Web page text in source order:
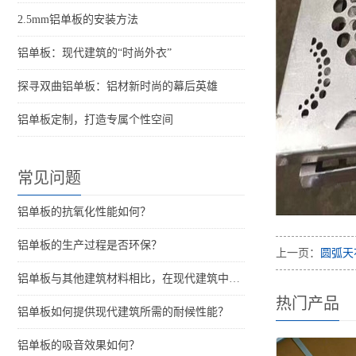
2.5mm铝单板的安装方法
铝单板：现代建筑的“时尚外衣”
探寻双曲铝单板：铝材新时尚的幕后英雄
铝单板定制，打造专属个性空间
常见问题
铝单板的抗氧化性能如何？
铝单板的生产过程是否环保？
铝单板与其他建筑材料相比，在现代建筑中的优势是什么？
铝单板如何提供现代建筑所需的耐候性能？
铝单板的吸音效果如何？
上一页： 圆弧
热门产品